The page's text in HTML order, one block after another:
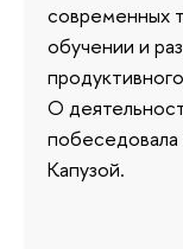
современных
обучении и
О
Капузой.